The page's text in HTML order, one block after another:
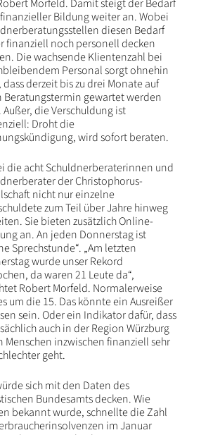
Morfeld. Damit steigt der Bedarf
Bildung weiter an. Wobei
diesen Bedarf
finanziell noch personell decken
Die wachsende Klientenzahl bei
Personal sorgt ohnehin
dass derzeit bis zu drei Monate auf
Beratungstermin gewartet werden
Außer, die Verschuldung ist
Droht die
wird sofort beraten.
die acht Schuldnerberaterinnen und
der Christophorus-
nicht nur einzelne
zum Teil über Jahre hinweg
Sie bieten zusätzlich Online-
an. An jeden Donnerstag ist
Sprechstunde“. „Am letzten
wurde unser Rekord
da waren 21 Leute da“,
Robert Morfeld. Normalerweise
um die 15. Das könnte ein Ausreißer
sein. Oder ein Indikator dafür, dass
auch in der Region Würzburg
Menschen inzwischen finanziell sehr
geht.
sich mit den Daten des
Bundesamts decken. Wie
bekannt wurde, schnellte die Zahl
im Januar